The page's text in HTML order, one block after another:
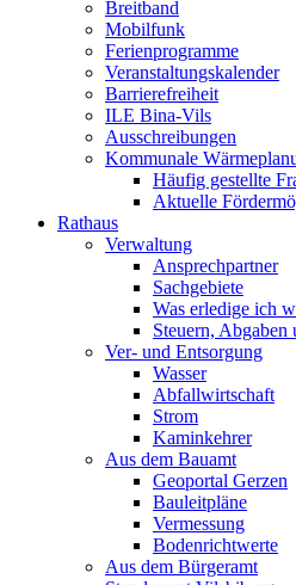
Breitband
Mobilfunk
Ferienprogramme
Veranstaltungskalender
Barrierefreiheit
ILE Bina-Vils
Ausschreibungen
Kommunale
Häufig gestellte
Aktuelle
Rathaus
Verwaltung
Ansprechpartner
Sachgebiete
Was erledige ich
Steuern, Abgaben
Ver- und Entsorgung
Wasser
Abfallwirtschaft
Strom
Kaminkehrer
Aus dem Bauamt
Geoportal Gerzen
Bauleitpläne
Vermessung
Bodenrichtwerte
Aus dem Bürgeramt